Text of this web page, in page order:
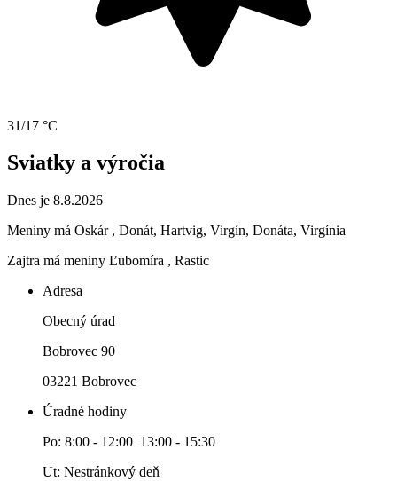
31/17 °C
Sviatky a výročia
Dnes je 8.8.2026
Meniny má Oskár , Donát, Hartvig, Virgín, Donáta, Virgínia
Zajtra má meniny Ľubomíra , Rastic
Adresa
Obecný úrad
Bobrovec 90
03221 Bobrovec
Úradné hodiny
Po: 8:00 - 12:00 13:00 - 15:30
Ut: Nestránkový deň